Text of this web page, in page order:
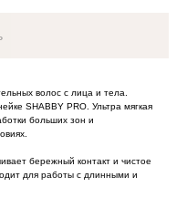
волос с лица и тела.
SHABBY PRO. Ультра мягкая
больших зон и
бережный контакт и чистое
для работы с длинными и